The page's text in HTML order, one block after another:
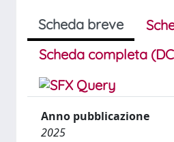
Scheda breve
Scheda completa
Anno pubblicazione
2025